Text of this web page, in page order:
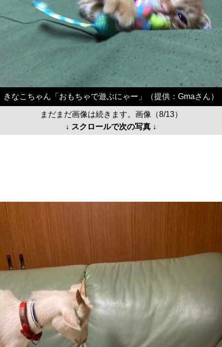
きなこちゃん「おもちゃで遊ぶにゃー」（提供：Gmaさん）
まだまだ画像は続きます。画像（8/13）
↓ スクロールで次の写真 ↓